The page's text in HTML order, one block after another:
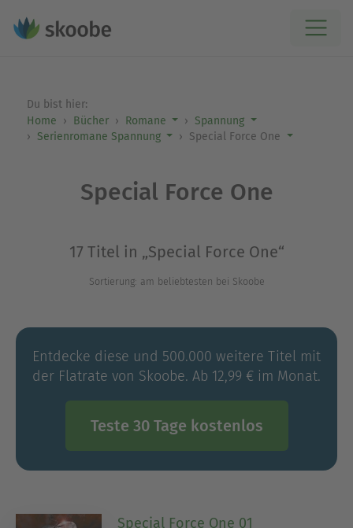
Du bist hier:
Home
Bücher Romane
Spannung
Serienromane Spannung
Special Force One
Special Force One
17 Titel in „Special Force One“
Sortierung: am beliebtesten bei Skoobe
Entdecke diese und 500.000 weitere Titel mit
der Flatrate von Skoobe. Ab 12,99 € im Monat.
Teste 30 Tage kostenlos
Special Force One 01